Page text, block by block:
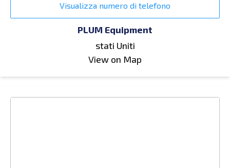
Visualizza numero di telefono
PLUM Equipment
stati Uniti
View on Map